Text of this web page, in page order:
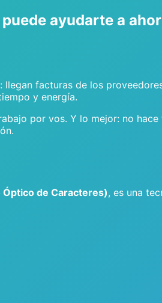
ayudarte a
facturas de los
y energía.
por vos. Y lo mejor: no
de Caracteres), es una